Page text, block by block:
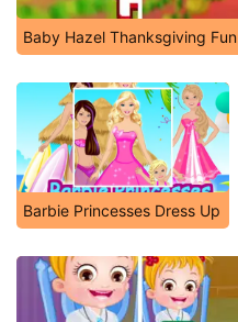
Baby Hazel Thanksgiving Fun
Barbie Princesses Dress Up